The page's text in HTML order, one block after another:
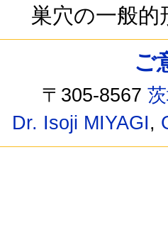
巣穴の一般的
ご
〒305-8567
Dr. Isoji MIYAGI,